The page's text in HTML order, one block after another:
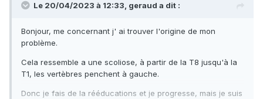
Le 20/04/2023 à 12:33, geraud a dit :
Bonjour, me concernant j' ai trouver l'origine de mon
problème.
Cela ressemble a une scoliose, à partir de la T8 jusqu'à la
T1, les vertèbres penchent à gauche.
Donc je fais de la rééducations et je progresse, mais je suis